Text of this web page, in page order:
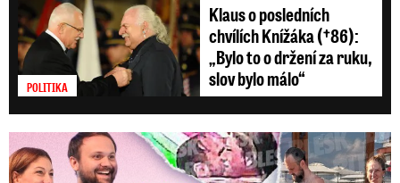
POLITIKA
Klaus o posledních
chvílích Knížáka (†86):
„Bylo to o držení za ruku,
slov bylo málo“
Nová láska ve Sněmovně: Decroix s mladým kolegou z ODS